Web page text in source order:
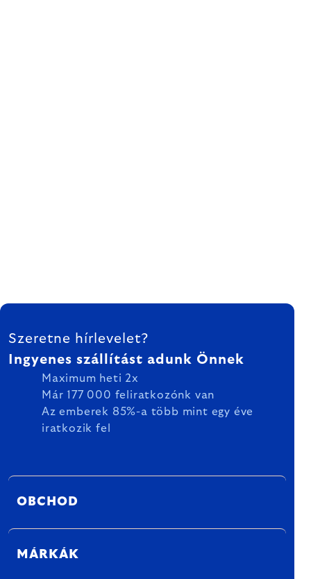
LÁBLÉC
Szeretne hírlevelet?
Ingyenes szállítást adunk Önnek
Maximum heti 2x
Már 177 000 feliratkozónk van
Az emberek 85%-a több mint egy éve
iratkozik fel
OBCHOD
MÁRKÁK